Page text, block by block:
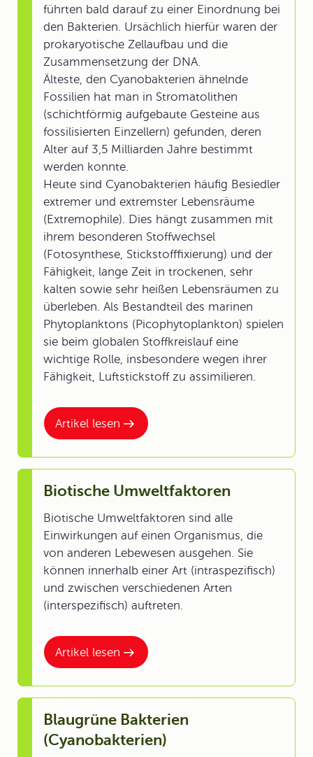
Artikel lesen
führten bald darauf zu einer Einordnung bei
den Bakterien. Ursächlich hierfür waren der
prokaryotische Zellaufbau und die
Zusammensetzung der DNA.
Älteste, den Cyanobakterien ähnelnde
Fossilien hat man in Stromatolithen
(schichtförmig aufgebaute Gesteine aus
fossilisierten Einzellern) gefunden, deren
Alter auf 3,5 Milliarden Jahre bestimmt
werden konnte.
Heute sind Cyanobakterien häufig Besiedler
extremer und extremster Lebensräume
(Extremophile). Dies hängt zusammen mit
ihrem besonderen Stoffwechsel
(Fotosynthese, Stickstofffixierung) und der
Fähigkeit, lange Zeit in trockenen, sehr
kalten sowie sehr heißen Lebensräumen zu
überleben. Als Bestandteil des marinen
Phytoplanktons (Picophytoplankton) spielen
sie beim globalen Stoffkreislauf eine
wichtige Rolle, insbesondere wegen ihrer
Fähigkeit, Luftstickstoff zu assimilieren.
Artikel lesen
Biotische Umweltfaktoren
Biotische Umweltfaktoren sind alle
Einwirkungen auf einen Organismus, die
von anderen Lebewesen ausgehen. Sie
können innerhalb einer Art (intraspezifisch)
und zwischen verschiedenen Arten
(interspezifisch) auftreten.
Blaugrüne Bakterien
(Cyanobakterien)